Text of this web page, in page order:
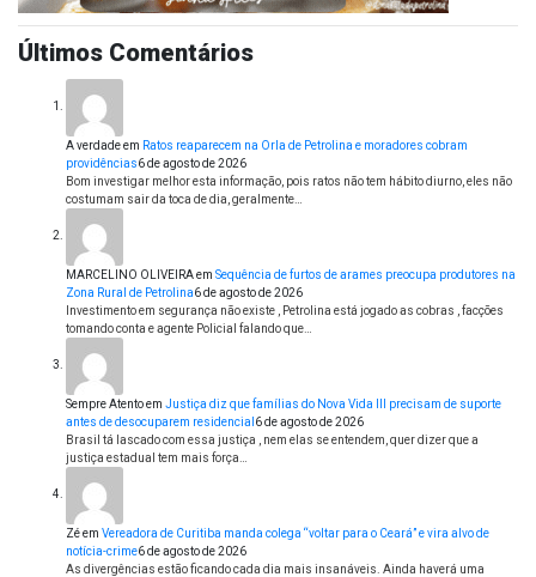
Últimos Comentários
A verdadeem Ratos reaparecem na Orla de Petrolina e moradores cobram
providências6 de agosto de 2026
Bom investigar melhor esta informação, pois ratos não tem hábito diurno, eles não
costumam sair da toca de dia, geralmente…
MARCELINO OLIVEIRAem Sequência de furtos de arames preocupa produtores na
Zona Rural de Petrolina6 de agosto de 2026
Investimento em segurança não existe , Petrolina está jogado as cobras , facções
tomando conta e agente Policial falando que…
Sempre Atentoem Justiça diz que famílias do Nova Vida III precisam de suporte
antes de desocuparem residencial 6 de agosto de 2026
Brasil tá lascado com essa justiça , nem elas se entendem, quer dizer que a
justiça estadual tem mais força…
Zéem Vereadora de Curitiba manda colega “voltar para o Ceará” e vira alvo de
notícia-crime6 de agosto de 2026
As divergências estão ficando cada dia mais insanáveis. Ainda haverá uma